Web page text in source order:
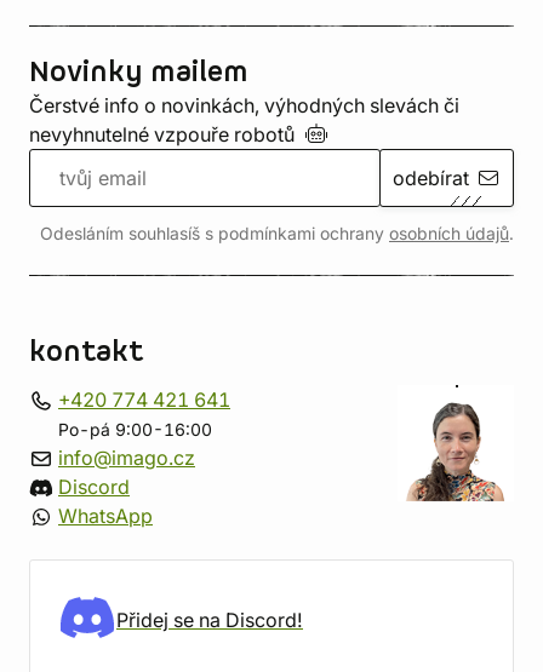
Novinky mailem
Čerstvé info o novinkách, výhodných slevách či
nevyhnutelné vzpouře robotů
odebírat
Odesláním souhlasíš s podmínkami ochrany osobních údajů.
kontakt
+420 774 421 641
Po-pá 9:00-16:00
info@imago.cz
Discord
WhatsApp
Přidej se na Discord!